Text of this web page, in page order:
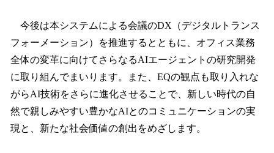
今後は本システムによる会議のDX（デジタルトランス
フォーメーション）を推進するとともに、オフィス業務
全体の変革に向けてさらなるAIエージェントの研究開発
に取り組んでまいります。また、EQの観点も取り入れな
がらAI技術をさらに進化させることで、新しい時代の自
然で親しみやすい豊かなAIとのコミュニケーションの実
現と、新たな社会価値の創出をめざします。